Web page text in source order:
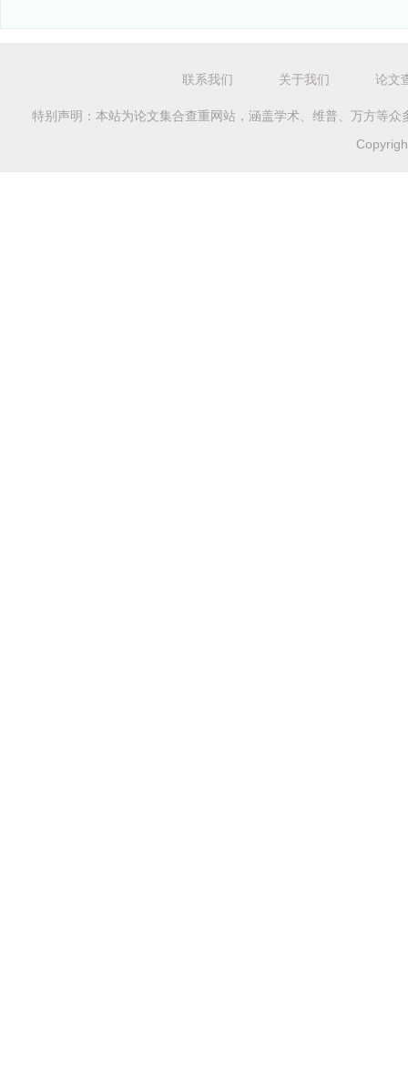
联系我们 关于我们 论文
特别声明：本站为论文集合查重网站，涵盖学术、维普、万方等